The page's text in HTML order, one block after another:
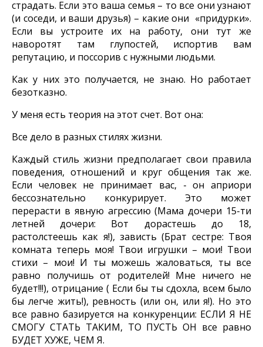
страдать. Если это ваша семья – то все они узнают
(и соседи, и ваши друзья) – какие они «придурки».
Если вы устроите их на работу, они тут же
наворотят там глупостей, испортив вам
репутацию, и поссорив с нужными людьми.
Как у них это получается, не знаю. Но работает
безотказно.
У меня есть теория на этот счет. Вот она:
Все дело в разных стилях жизни.
Каждый стиль жизни предполагает свои правила
поведения, отношений и круг общения так же.
Если человек не принимает вас, - он априори
бессознательно конкурирует. Это может
перерасти в явную агрессию (Мама дочери 15-ти
летней дочери: Вот дорастешь до 18,
растолстеешь как я!), зависть (Брат сестре: Твоя
комната теперь моя! Твои игрушки – мои! Твои
стихи – мои! И ты можешь жаловаться, ты все
равно получишь от родителей! Мне ничего не
будет!!!), отрицание ( Если бы ты сдохла, всем было
бы легче жить!), ревность (или он, или я!). Но это
все равно базируется на конкуренции: ЕСЛИ Я НЕ
СМОГУ СТАТЬ ТАКИМ, ТО ПУСТЬ ОН все равно
БУДЕТ ХУЖЕ, ЧЕМ Я.